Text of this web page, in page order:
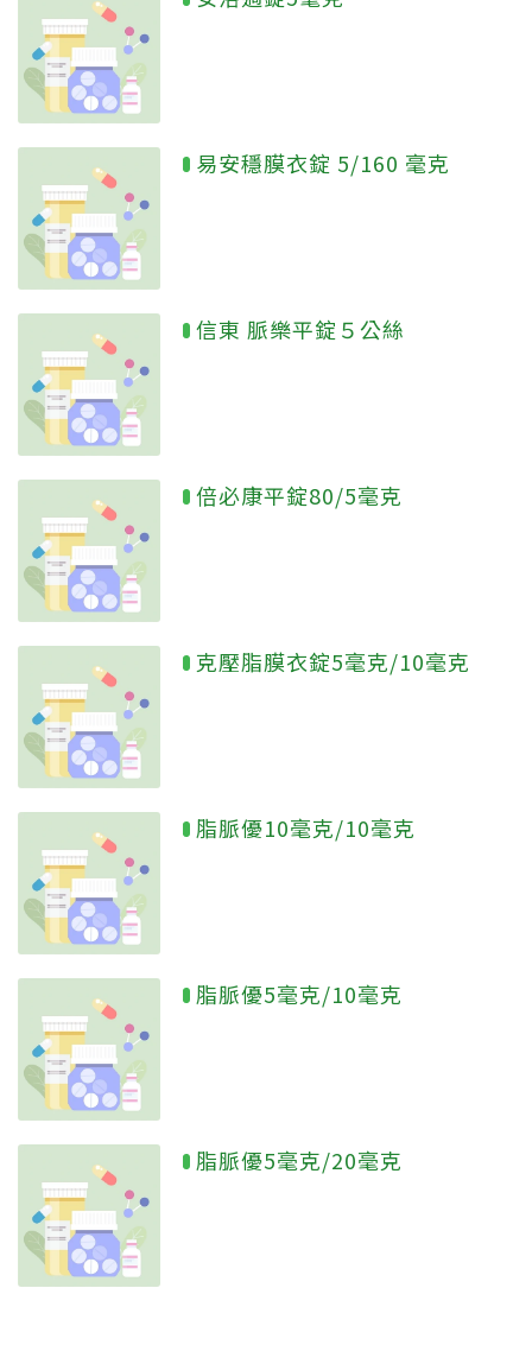
易安穩膜衣錠 5/160 毫克
信東 脈樂平錠５公絲
倍必康平錠80/5毫克
克壓脂膜衣錠5毫克/10毫克
脂脈優10毫克/10毫克
脂脈優5毫克/10毫克
脂脈優5毫克/20毫克